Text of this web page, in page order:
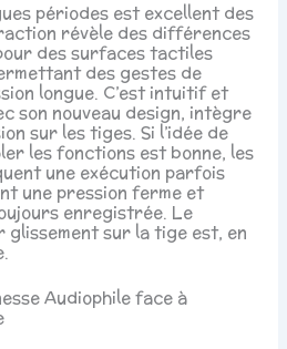
périodes est excellent des
révèle des différences
des surfaces tactiles
des gestes de
longue. C’est intuitif et
son nouveau design, intègre
sur les tiges. Si l’idée de
les fonctions est bonne, les
une exécution parfois
une pression ferme et
enregistrée. Le
glissement sur la tige est, en
Audiophile face à